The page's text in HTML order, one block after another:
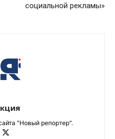
социальной рекламы»
"Новый репортер".